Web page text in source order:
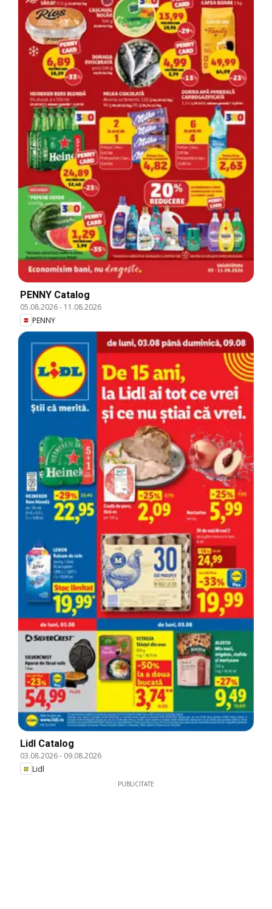
PENNY Catalog
05.08.2026- 11.08.2026
PENNY
Lidl Catalog
03.08.2026- 09.08.2026
Lidl
PUBLICITATE